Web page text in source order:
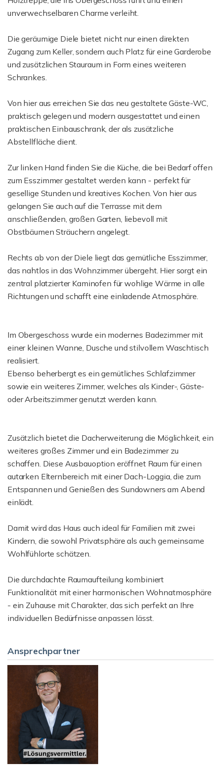
unverwechselbaren Charme verleiht.
Die geräumige Diele bietet nicht nur einen direkten
Zugang zum Keller, sondern auch Platz für eine Garderobe
und zusätzlichen Stauraum in Form eines weiteren
Schrankes.
Von hier aus erreichen Sie das neu gestaltete Gäste-WC,
praktisch gelegen und modern ausgestattet und einen
praktischen Einbauschrank, der als zusätzliche
Abstellfläche dient.
Zur linken Hand finden Sie die Küche, die bei Bedarf offen
zum Esszimmer gestaltet werden kann - perfekt für
gesellige Stunden und kreatives Kochen. Von hier aus
gelangen Sie auch auf die Terrasse mit dem
anschließenden, großen Garten, liebevoll mit
Obstbäumen Sträuchern angelegt.
Rechts ab von der Diele liegt das gemütliche Esszimmer,
das nahtlos in das Wohnzimmer übergeht. Hier sorgt ein
zentral platzierter Kaminofen für wohlige Wärme in alle
Richtungen und schafft eine einladende Atmosphäre.
Im Obergeschoss wurde ein modernes Badezimmer mit
einer kleinen Wanne, Dusche und stilvollem Waschtisch
realisiert.
Ebenso beherbergt es ein gemütliches Schlafzimmer
sowie ein weiteres Zimmer, welches als Kinder-, Gäste-
oder Arbeitszimmer genutzt werden kann.
Zusätzlich bietet die Dacherweiterung die Möglichkeit, ein
weiteres großes Zimmer und ein Badezimmer zu
schaffen. Diese Ausbauoption eröffnet Raum für einen
autarken Elternbereich mit einer Dach-Loggia, die zum
Entspannen und Genießen des Sundowners am Abend
einlädt.
Damit wird das Haus auch ideal für Familien mit zwei
Kindern, die sowohl Privatsphäre als auch gemeinsame
Wohlfühlorte schätzen.
Die durchdachte Raumaufteilung kombiniert
Funktionalität mit einer harmonischen Wohnatmosphäre
- ein Zuhause mit Charakter, das sich perfekt an Ihre
individuellen Bedürfnisse anpassen lässt.
Ansprechpartner